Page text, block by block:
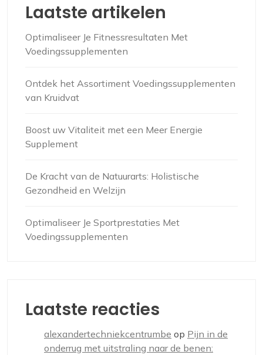
Laatste artikelen
Optimaliseer Je Fitnessresultaten Met
Voedingssupplementen
Ontdek het Assortiment Voedingssupplementen
van Kruidvat
Boost uw Vitaliteit met een Meer Energie
Supplement
De Kracht van de Natuurarts: Holistische
Gezondheid en Welzijn
Optimaliseer Je Sportprestaties Met
Voedingssupplementen
Laatste reacties
alexandertechniekcentrumbe op Pijn in de
onderrug met uitstraling naar de benen: